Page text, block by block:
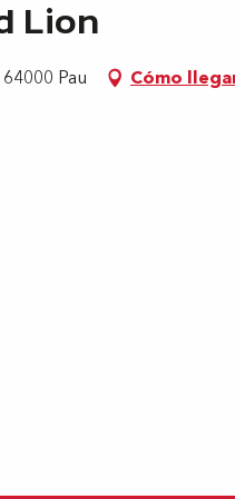
Lion
Pau Cómo